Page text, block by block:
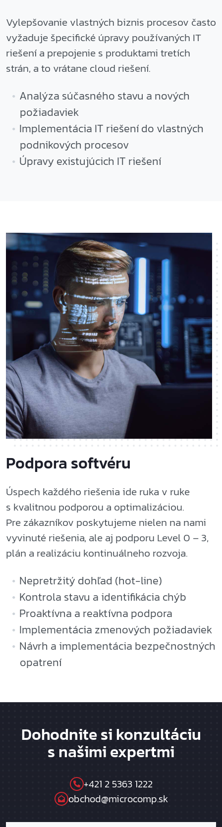
Vylepšovanie vlastných biznis procesov často
vyžaduje špecifické úpravy používaných IT
riešení a prepojenie s produktami tretích
strán, a to vrátane cloud riešení.
Analýza súčasného stavu a nových
požiadaviek
Implementácia IT riešení do vlastných
podnikových procesov
Úpravy existujúcich IT riešení
Podpora softvéru
Úspech každého riešenia ide ruka v ruke
s kvalitnou podporou a optimalizáciou.
Pre zákazníkov poskytujeme nielen na nami
vyvinuté riešenia, ale aj podporu Level 0 – 3,
plán a realizáciu kontinuálneho rozvoja.
Nepretržitý dohľad (hot-line)
Kontrola stavu a identifikácia chýb
Proaktívna a reaktívna podpora
Implementácia zmenových požiadaviek
Návrh a implementácia bezpečnostných
opatrení
Dohodnite si konzultáciu
s našimi expertmi
+421 2 5363 1222
obchod@microcomp.sk